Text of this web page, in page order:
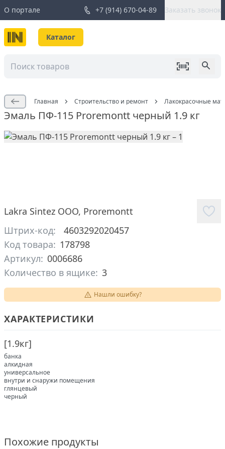
О портале +7 (914) 670-04-89 Заказать звонок
Каталог
Главная Строительство и ремонт Лакокрасочные
Эмаль ПФ-115 Proremontt черный 1.9 кг
Lakra Sintez ООО, Proremontt
Штрих-код:
4603292020457
Код товара: 178798
Артикул: 0006686
Количество в ящике: 3
Нашли ошибку?
ХАРАКТЕРИСТИКИ
[1.9кг]
банка
алкидная
универсальное
внутри и снаружи помещения
глянцевый
черный
Похожие продукты